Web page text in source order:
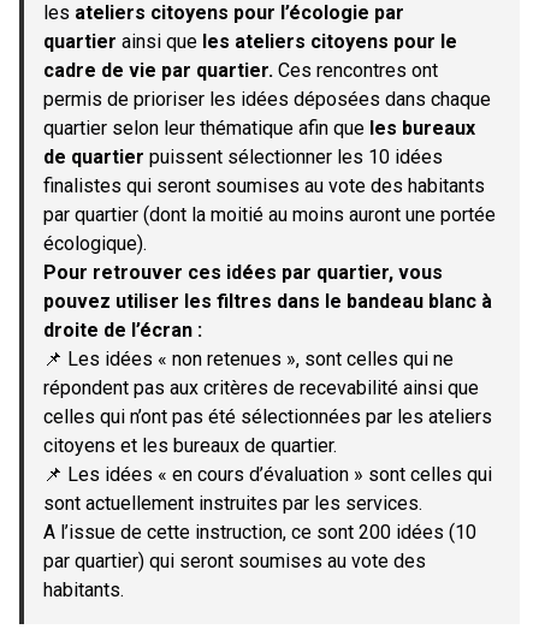
les ateliers citoyens pour l’écologie par
quartier ainsi que les ateliers citoyens pour le
cadre de vie par quartier. Ces rencontres ont
permis de prioriser les idées déposées dans chaque
quartier selon leur thématique afin que les bureaux
de quartier puissent sélectionner les 10 idées
finalistes qui seront soumises au vote des habitants
par quartier (dont la moitié au moins auront une portée
écologique).
Pour retrouver ces idées par quartier, vous
pouvez utiliser les filtres dans le bandeau blanc à
droite de l’écran :
📌 Les idées « non retenues », sont celles qui ne
répondent pas aux critères de recevabilité ainsi que
celles qui n’ont pas été sélectionnées par les ateliers
citoyens et les bureaux de quartier.
📌 Les idées « en cours d’évaluation » sont celles qui
sont actuellement instruites par les services.
A l’issue de cette instruction, ce sont 200 idées (10
par quartier) qui seront soumises au vote des
habitants.